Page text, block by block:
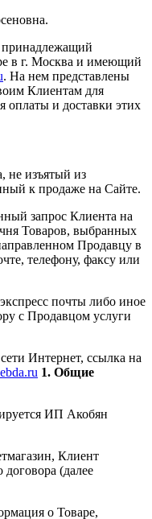
принадлежащий
в г. Москва и имеющий
. На нем представлены
Клиентам для
оплаты и доставки этих
не изъятый из
к продаже на Сайте.
запрос Клиента на
Товаров, выбранных
Продавцу в
телефону, факсу или
почты либо иное
с Продавцом услуги
Интернет, ссылка на
1. Общие
ИП Акобян
Клиент
договора (далее
о Товаре,